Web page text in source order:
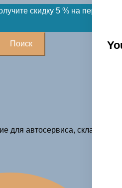
скидку 5 % на первый
Поиск
для автосервиса, склада и